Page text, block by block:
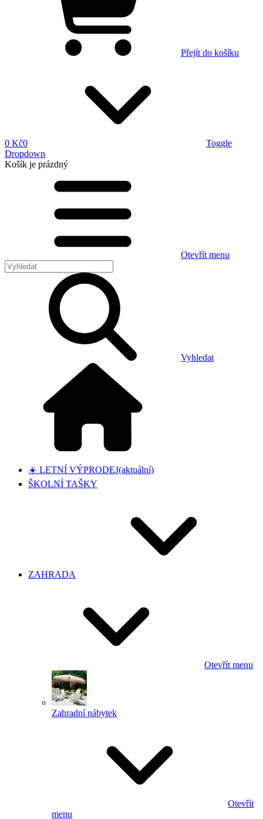
Přejít do košíku
0 Kč0
Toggle
Dropdown
Košík je prázdný
Otevřít menu
Vyhledat
☀️ LETNÍ VÝPRODEJ(aktuální)
ŠKOLNÍ TAŠKY
ZAHRADA
Otevřít menu
Zahradní nábytek
Otevřít
menu